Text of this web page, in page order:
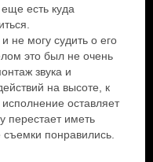
есть куда
не могу судить о его
это был не очень
звука и
на высоте, к
оставляет
перестает иметь
понравились.